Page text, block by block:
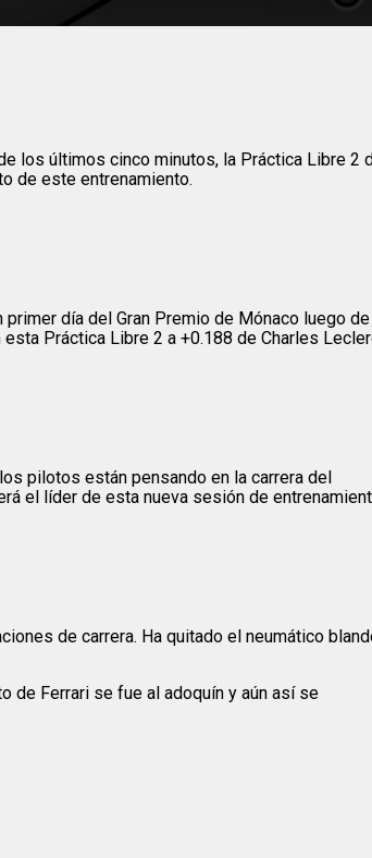
los últimos cinco minutos, la Práctica Libre 2
de este entrenamiento.
día del Gran Premio de Mónaco luego de
Práctica Libre 2 a +0.188 de Charles
pilotos están pensando en la carrera del
el líder de esta nueva sesión de
de carrera. Ha quitado el neumático
de Ferrari se fue al adoquín y aún así se